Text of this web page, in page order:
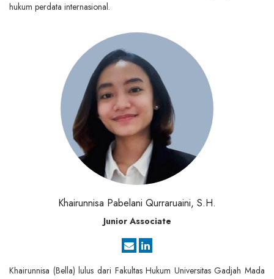
hukum perdata internasional.
Khairunnisa Pabelani Qurraruaini, S.H.
Junior Associate
Khairunnisa (Bella) lulus dari Fakultas Hukum Universitas Gadjah Mada